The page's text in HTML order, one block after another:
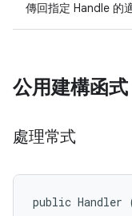
傳回指定 Handle 的
公用建構函式
處理常式
public Handler